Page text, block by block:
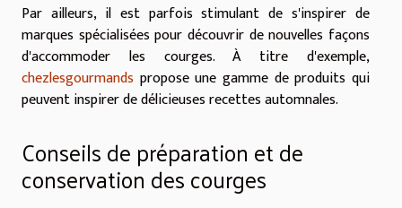
Par ailleurs, il est parfois stimulant de s'inspirer de
marques spécialisées pour découvrir de nouvelles façons
d'accommoder les courges. À titre d'exemple,
chezlesgourmands propose une gamme de produits qui
peuvent inspirer de délicieuses recettes automnales.
Conseils de préparation et de
conservation des courges